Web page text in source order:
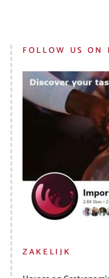
FOLLOW US ON
ZAKELIJK